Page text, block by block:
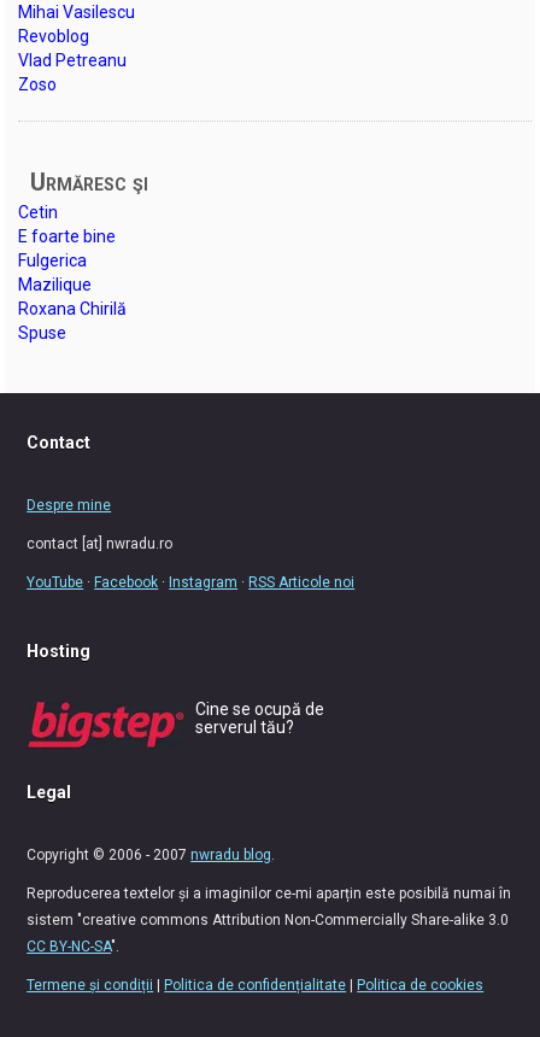
Mihai Vasilescu
Revoblog
Vlad Petreanu
Zoso
Urmăresc şi
Cetin
E foarte bine
Fulgerica
Mazilique
Roxana Chirilă
Spuse
Contact
Despre mine
contact [at] nwradu.ro
YouTube ·Facebook ·Instagram ·RSS Articole noi
Hosting
Cine se ocupă de
serverul tău?
Legal
Copyright © 2006 - 2007nwradu blog
Reproducerea textelor și a imaginilor ce-mi aparțin este posibilă numai în
sistem "creative commons Attribution Non-Commercially Share-alike 3.0
CC BY-NC-SA".
Termene și condiții |Politica de confidențialitate |Politica de cookies